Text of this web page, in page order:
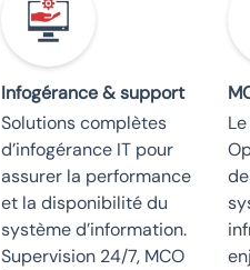
Infogérance & support
Solutions complètes
d’infogérance IT pour
assurer la performance
et la disponibilité du
système d’information.
Supervision 24/7, MCO